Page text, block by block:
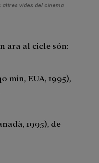
altres vides del cinema
ara al cicle són:
min, EUA, 1995),
1995), de